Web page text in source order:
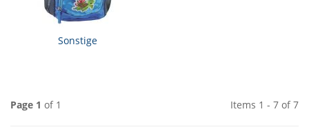
Sonstige
Page 1 of 1 Items 1 - 7 of 7